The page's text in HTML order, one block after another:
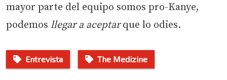
mayor parte del equipo somos pro-Kanye,
podemos llegar a aceptarque lo odies.
Entrevista The Medizine